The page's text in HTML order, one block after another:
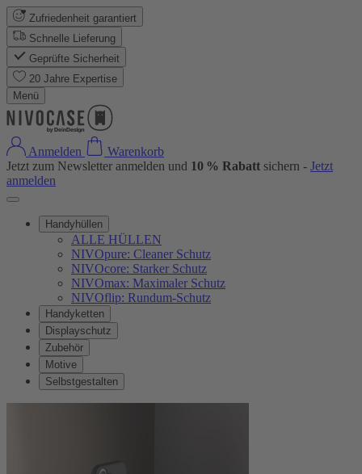
Zufriedenheit garantiert
Schnelle Lieferung
Geprüfte Sicherheit
20 Jahre Expertise
Menü
Anmelden
Warenkorb
Jetzt zum Newsletter anmelden und 10 % Rabatt sichern - Jetzt
anmelden
Handyhüllen
ALLE HÜLLEN
NIVOpure: Cleaner Schutz
NIVOcore: Starker Schutz
NIVOmax: Maximaler Schutz
NIVOflip: Rundum-Schutz
Handyketten
Displayschutz
Zubehör
Motive
Selbstgestalten